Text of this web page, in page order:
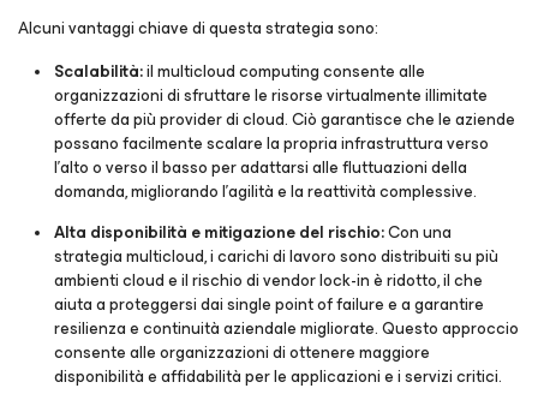
Alcuni vantaggi chiave di questa strategia sono:
Scalabilità:il multicloud computing consente alle
organizzazioni di sfruttare le risorse virtualmente illimitate
offerte da più provider di cloud. Ciò garantisce che le aziende
possano facilmente scalare la propria infrastruttura verso
l'alto o verso il basso per adattarsi alle fluttuazioni della
domanda, migliorando l'agilità e la reattività complessive.
Alta disponibilità e mitigazione del rischio:Con una
strategia multicloud, i carichi di lavoro sono distribuiti su più
ambienti cloud e il rischio di vendor lock-in è ridotto, il che
aiuta a proteggersi dai single point of failure e a garantire
resilienza e continuità aziendale migliorate. Questo approccio
consente alle organizzazioni di ottenere maggiore
disponibilità e affidabilità per le applicazioni e i servizi critici.